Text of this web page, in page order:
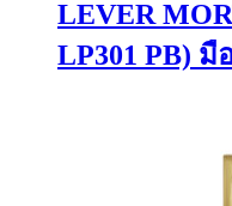
LEVER
LP301 PB)